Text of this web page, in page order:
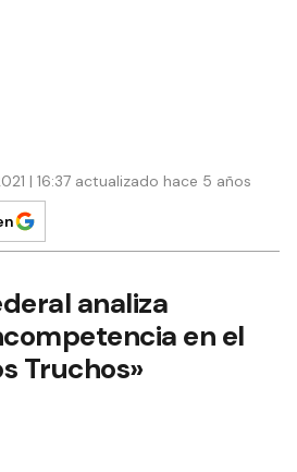
| 16:37 actualizado hace 5 años
analiza
en el
Truchos»